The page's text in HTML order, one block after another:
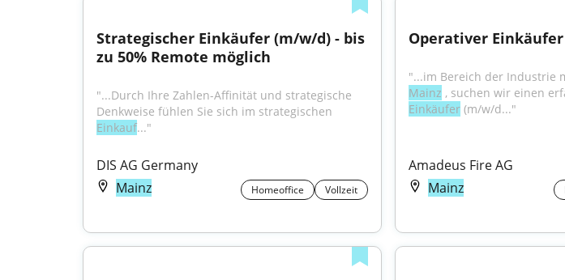
Strategischer Einkäufer (m/w/d) - bis
zu 50% Remote möglich
"...Durch Ihre Zahlen-Affinität und strategische
Einkauf..."
DIS AG Germany
Mainz
Homeoffice Vollzeit
Operativer
Mainz
Einkäufer (m/w/d..."
Amadeus Fire AG
Mainz